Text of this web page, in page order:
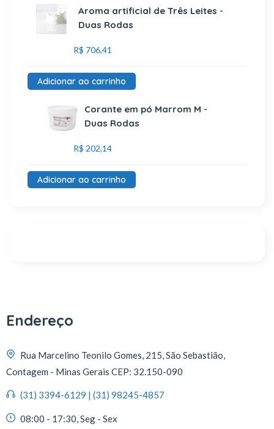
Aroma artificial de Três Leites -
Duas Rodas
R$ 706,41
Adicionar ao carrinho
Corante em pó Marrom M -
Duas Rodas
R$ 202,14
Adicionar ao carrinho
Endereço
Rua Marcelino Teonilo Gomes, 215, São Sebastião,
Contagem - Minas Gerais CEP: 32.150-090
(31) 3394-6129 | (31) 98245-4857
08:00 - 17:30, Seg - Sex